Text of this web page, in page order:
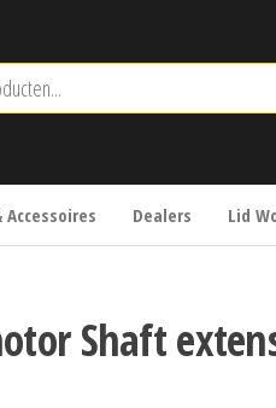
Dealers Lid
Shaft